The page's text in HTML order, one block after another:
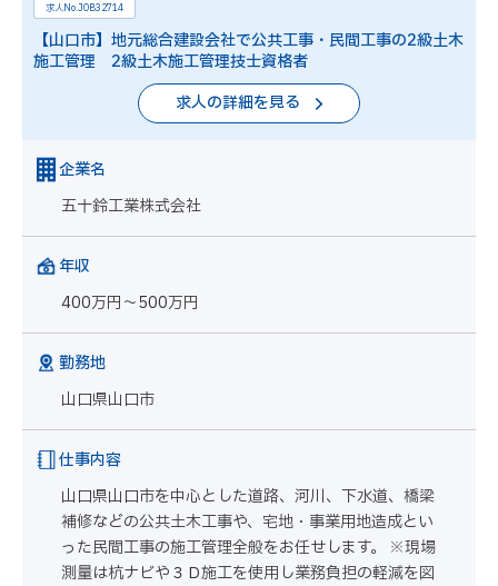
求人No.JOB32714
【山口市】地元総合建設会社で公共工事・民間工事の2級土木
施工管理 2級土木施工管理技士資格者
求人の詳細を見る
企業名
五十鈴工業株式会社
年収
400万円～500万円
勤務地
山口県山口市
仕事内容
山口県山口市を中心とした道路、河川、下水道、橋梁
補修などの公共土木工事や、宅地・事業用地造成とい
った民間工事の施工管理全般をお任せします。 ※現場
測量は杭ナビや３Ｄ施工を使用し業務負担の軽減を図